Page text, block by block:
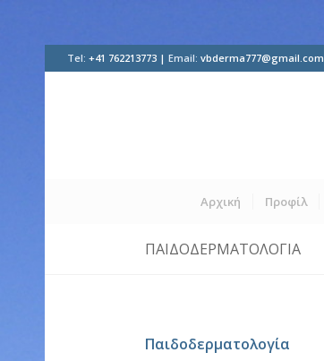
Tel: +41 762213773 | Email: vbderma777@gmail.com
Αρχική Προφίλ
ΠΑΙΔΟΔΕΡΜΑΤΟΛΟΓΊΑ
Παιδοδερματολογία